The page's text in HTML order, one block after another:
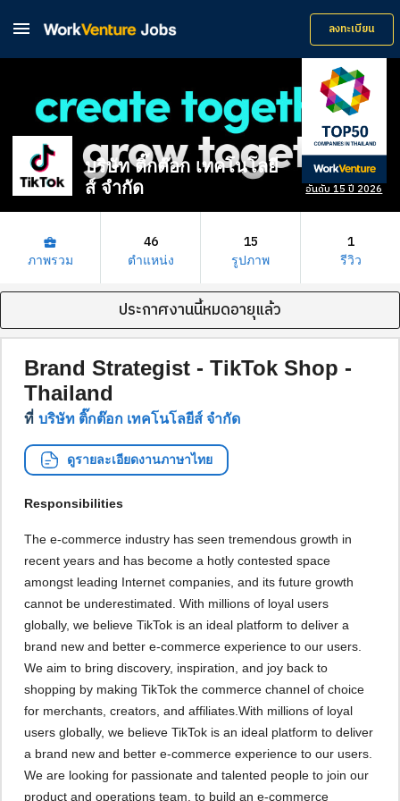
 ลงทะเบียน
อันดับ 15 ปี 2026
บริษัท ติ๊กต๊อก เทคโนโลยี
ส์ จำกัด
business_center
ภาพรวม
46
ตำแหน่ง
15
รูปภาพ
1
รีวิว
ประกาศงานนี้หมดอายุแล้ว
Brand Strategist - TikTok Shop -
Thailand
ที่ บริษัท ติ๊กต๊อก เทคโนโลยีส์ จำกัด
ดูรายละเอียดงานภาษาไทย
Responsibilities
The e-commerce industry has seen tremendous growth in
recent years and has become a hotly contested space
amongst leading Internet companies, and its future growth
cannot be underestimated. With millions of loyal users
globally, we believe TikTok is an ideal platform to deliver a
brand new and better e-commerce experience to our users.
We aim to bring discovery, inspiration, and joy back to
shopping by making TikTok the commerce channel of choice
for merchants, creators, and affiliates.With millions of loyal
users globally, we believe TikTok is an ideal platform to deliver
a brand new and better e-commerce experience to our users.
We are looking for passionate and talented people to join our
product and operations team, to build an e-commerce